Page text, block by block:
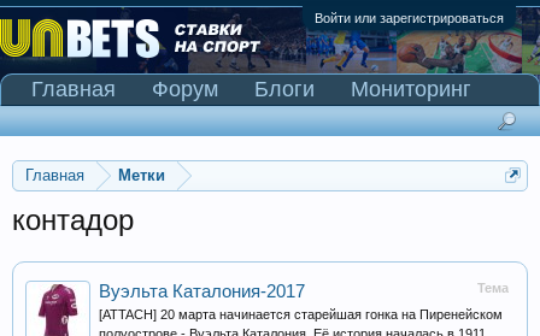
Войти или зарегистрироваться
Главная Метки
контадор
Тема
Вуэльта Каталония-2017
[ATTACH] 20 марта начинается старейшая гонка на Пиренейском
Главная Форум Блоги
Мониторинг
Сканер Pinnacle